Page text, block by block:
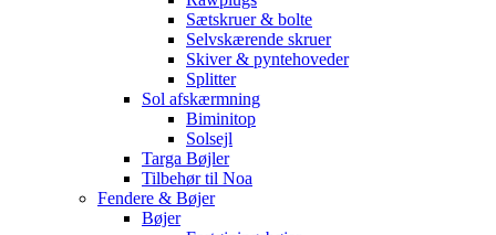
Sætskruer & bolte
Selvskærende skruer
Skiver & pyntehoveder
Splitter
Sol afskærmning
Biminitop
Solsejl
Targa Bøjler
Tilbehør til Noa
Fendere & Bøjer
Bøjer